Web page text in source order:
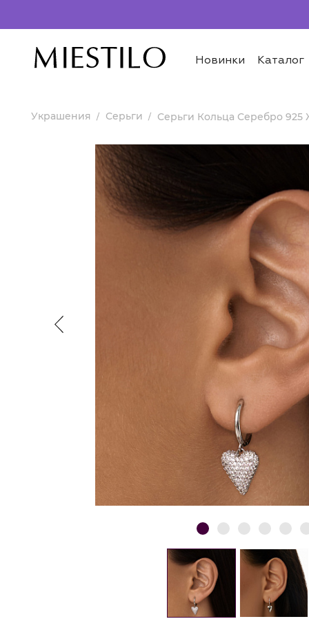
Новинки Каталог
Украшения Серьги Серьги Кольца Серебро